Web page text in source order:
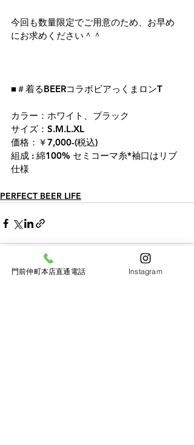
今回も数量限定でご用意のため、お早め
にお求めください＾＾
■＃着るBEERコラボビアっくまロンT
カラー：ホワイト、ブラック
サイズ：S.M.L.XL
価格：￥7,000-(税込)
組成 : 綿100% セミコーマ糸*袖口はリブ
仕様
PERFECT BEER LIFE
門前仲町本店直通電話 Instagram